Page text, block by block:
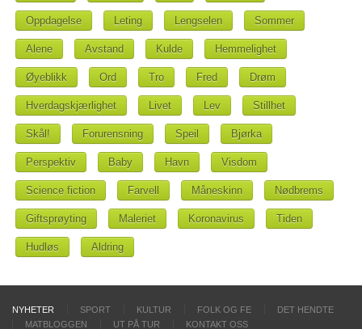
Oppdagelse Leting Lengselen Sommer
Alene Avstand Kulde Hemmelighet
Øyeblikk Ord Tro Fred Drøm
Hverdagskjærlighet Livet Lev Stillhet
Skål! Forurensning Speil Bjørka
Perspektiv Baby Havn Visdom
Science fiction Farvell Måneskinn Nødbrems
Giftsprøyting Maleriet Koronavirus Tiden
Hudløs Aldring
NYHETER SPORT KULTUR FOLK OG FE
DET HENDTE
MATBLOGGEN
UT PÅ TUR KONTAKT OSS